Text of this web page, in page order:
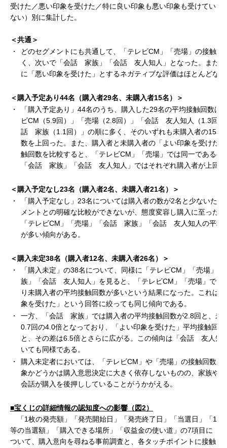
受けた／悪い印象を受けた／特に良い印象も悪い印象も受けてい
ない）別に集計した。
＜共通＞
・
どのセグメントにも共通して、「テレビCM」「売場」の接触回
く、次いで「会話 家族」「会話 友人知人」となった。また
に「悪い印象を受けた」とするネガティブな評価はほとんどな
＜購入予定あり44名（購入者29名、未購入者15名）＞
・
「購入予定あり」44名のうち、購入した29名の平均接触回数は
ビCM（5.9回）」「売場（2.8回）」「会話 友人知人（1.3回）
話 家族（1.1回）」の順に多く、そのいずれも未購入者の15名
数を上回った。また、購入者と未購入者の「よい印象を受けた
触回数を比較すると、「テレビCM」「売場」では同一であるの
「会話 家族」「会話 友人知人」ではそれぞれ購入者が上回
＜購入予定なし23名（購入者2名、未購入者21名）＞
・
「購入予定なし」23名については購入者の数が2名と少ないため
メントとの明確な比較ができないが、態度変容し購入に至った
「テレビCM」「売場」「会話 家族」「会話 友人知人の平均
が多い傾向がある。
＜購入未定38名（購入者12名、未購入者26名）＞
・
「購入未定」の38名について、同様に「テレビCM」「売場」
族」「会話 友人知人」を見ると、「テレビCM」「売場」では
り未購入者の平均接触回数が多いという結果になった。これは
象を受けた」という回答に絞っても同じ傾向である。
・
一方、「会話 家族」では購入者の平均接触回数が2.8回と、未
0.7回の4.0倍となっており、「よい印象を受けた」平均接触回
と、その差は6.5倍とさらに広がる。この傾向は「会話 友人知
いても同様である。
・
購入未定者においては、「テレビCM」や「売場」の接触回数お
象かどうかは購入意思決定に大きく依存しないものの、家族や
会話が購入を後押ししていることがうかがえる。
■宝くじの詳細情報の認知度への影響（図2）
「1枚の発売額」「発売開始日」「発売終了日」「当選日」「1
等の当選額」「購入できる場所」「収益金の使い道」の7項目に
ついて、購入意向を尋ねる事前調査と、各タッチポイントに接触